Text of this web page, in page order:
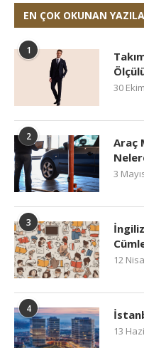
EN ÇOK OKUNAN
1
30
2
Araç
3
3
12
4
13